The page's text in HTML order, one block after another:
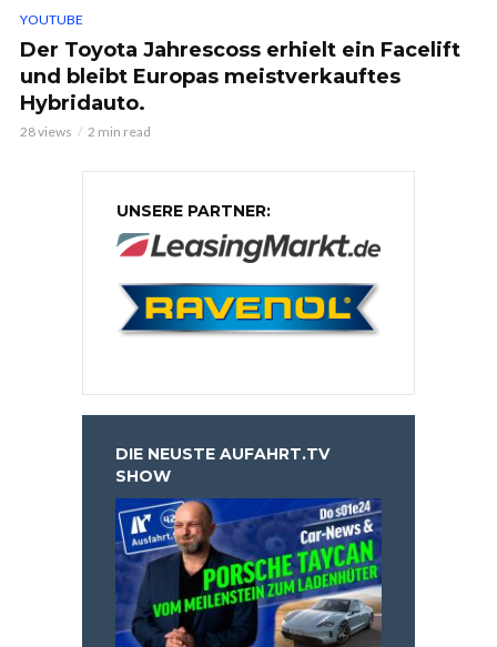
YOUTUBE
Der Toyota Jahrescoss erhielt ein Facelift
und bleibt Europas meistverkauftes
Hybridauto.
28 views 2 min read
UNSERE PARTNER:
DIE NEUSTE AUFAHRT.TV
SHOW